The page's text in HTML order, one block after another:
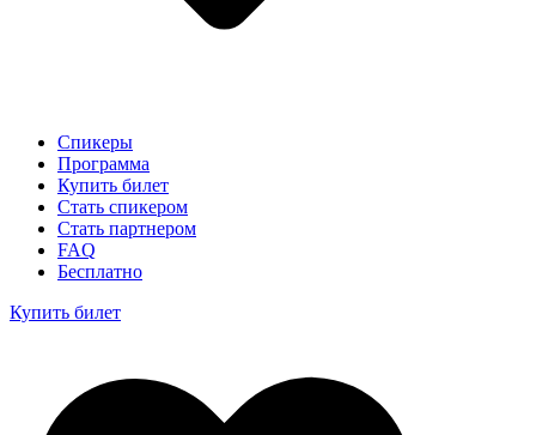
Спикеры
Программа
Купить билет
Стать спикером
Стать партнером
FAQ
Бесплатно
Купить билет